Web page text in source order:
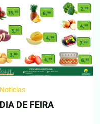
Noticias
DIA DE FEIRA